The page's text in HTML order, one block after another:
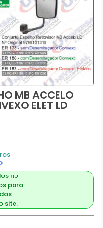
MB ACCELO
ELET LD
no
para
site.